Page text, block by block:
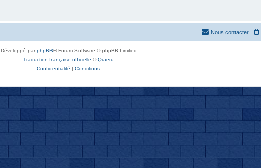
Nous contacter
Développé parphpBB® Forum Software © phpBB Limited
Traduction française officielle ©Qiaeru
Confidentialité | Conditions